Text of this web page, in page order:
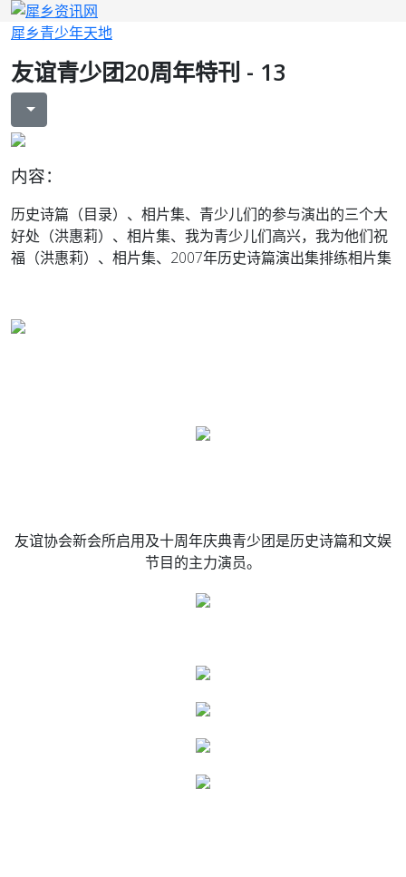
犀乡青少年天地
友谊青少团20周年特刊 - 13
内容：
历史诗篇（目录）、相片集、青少儿们的参与演出的三个大
好处（洪惠莉）、相片集、我为青少儿们高兴，我为他们祝
福（洪惠莉）、相片集、2007年历史诗篇演出集排练相片集
友谊协会新会所启用及十周年庆典青少团是历史诗篇和文娱
节目的主力演员。